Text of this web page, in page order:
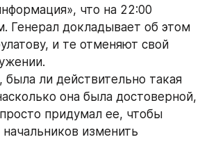
что на 22:00
Генерал докладывает об этом
и те отменяют свой
была ли действительно такая
она была достоверной,
придумал ее, чтобы
начальников изменить